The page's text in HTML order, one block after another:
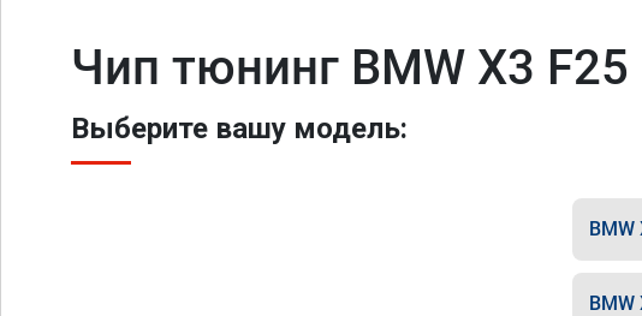
Чип тюнинг BMW X3
Выберите вашу модель:
BMW
BMW